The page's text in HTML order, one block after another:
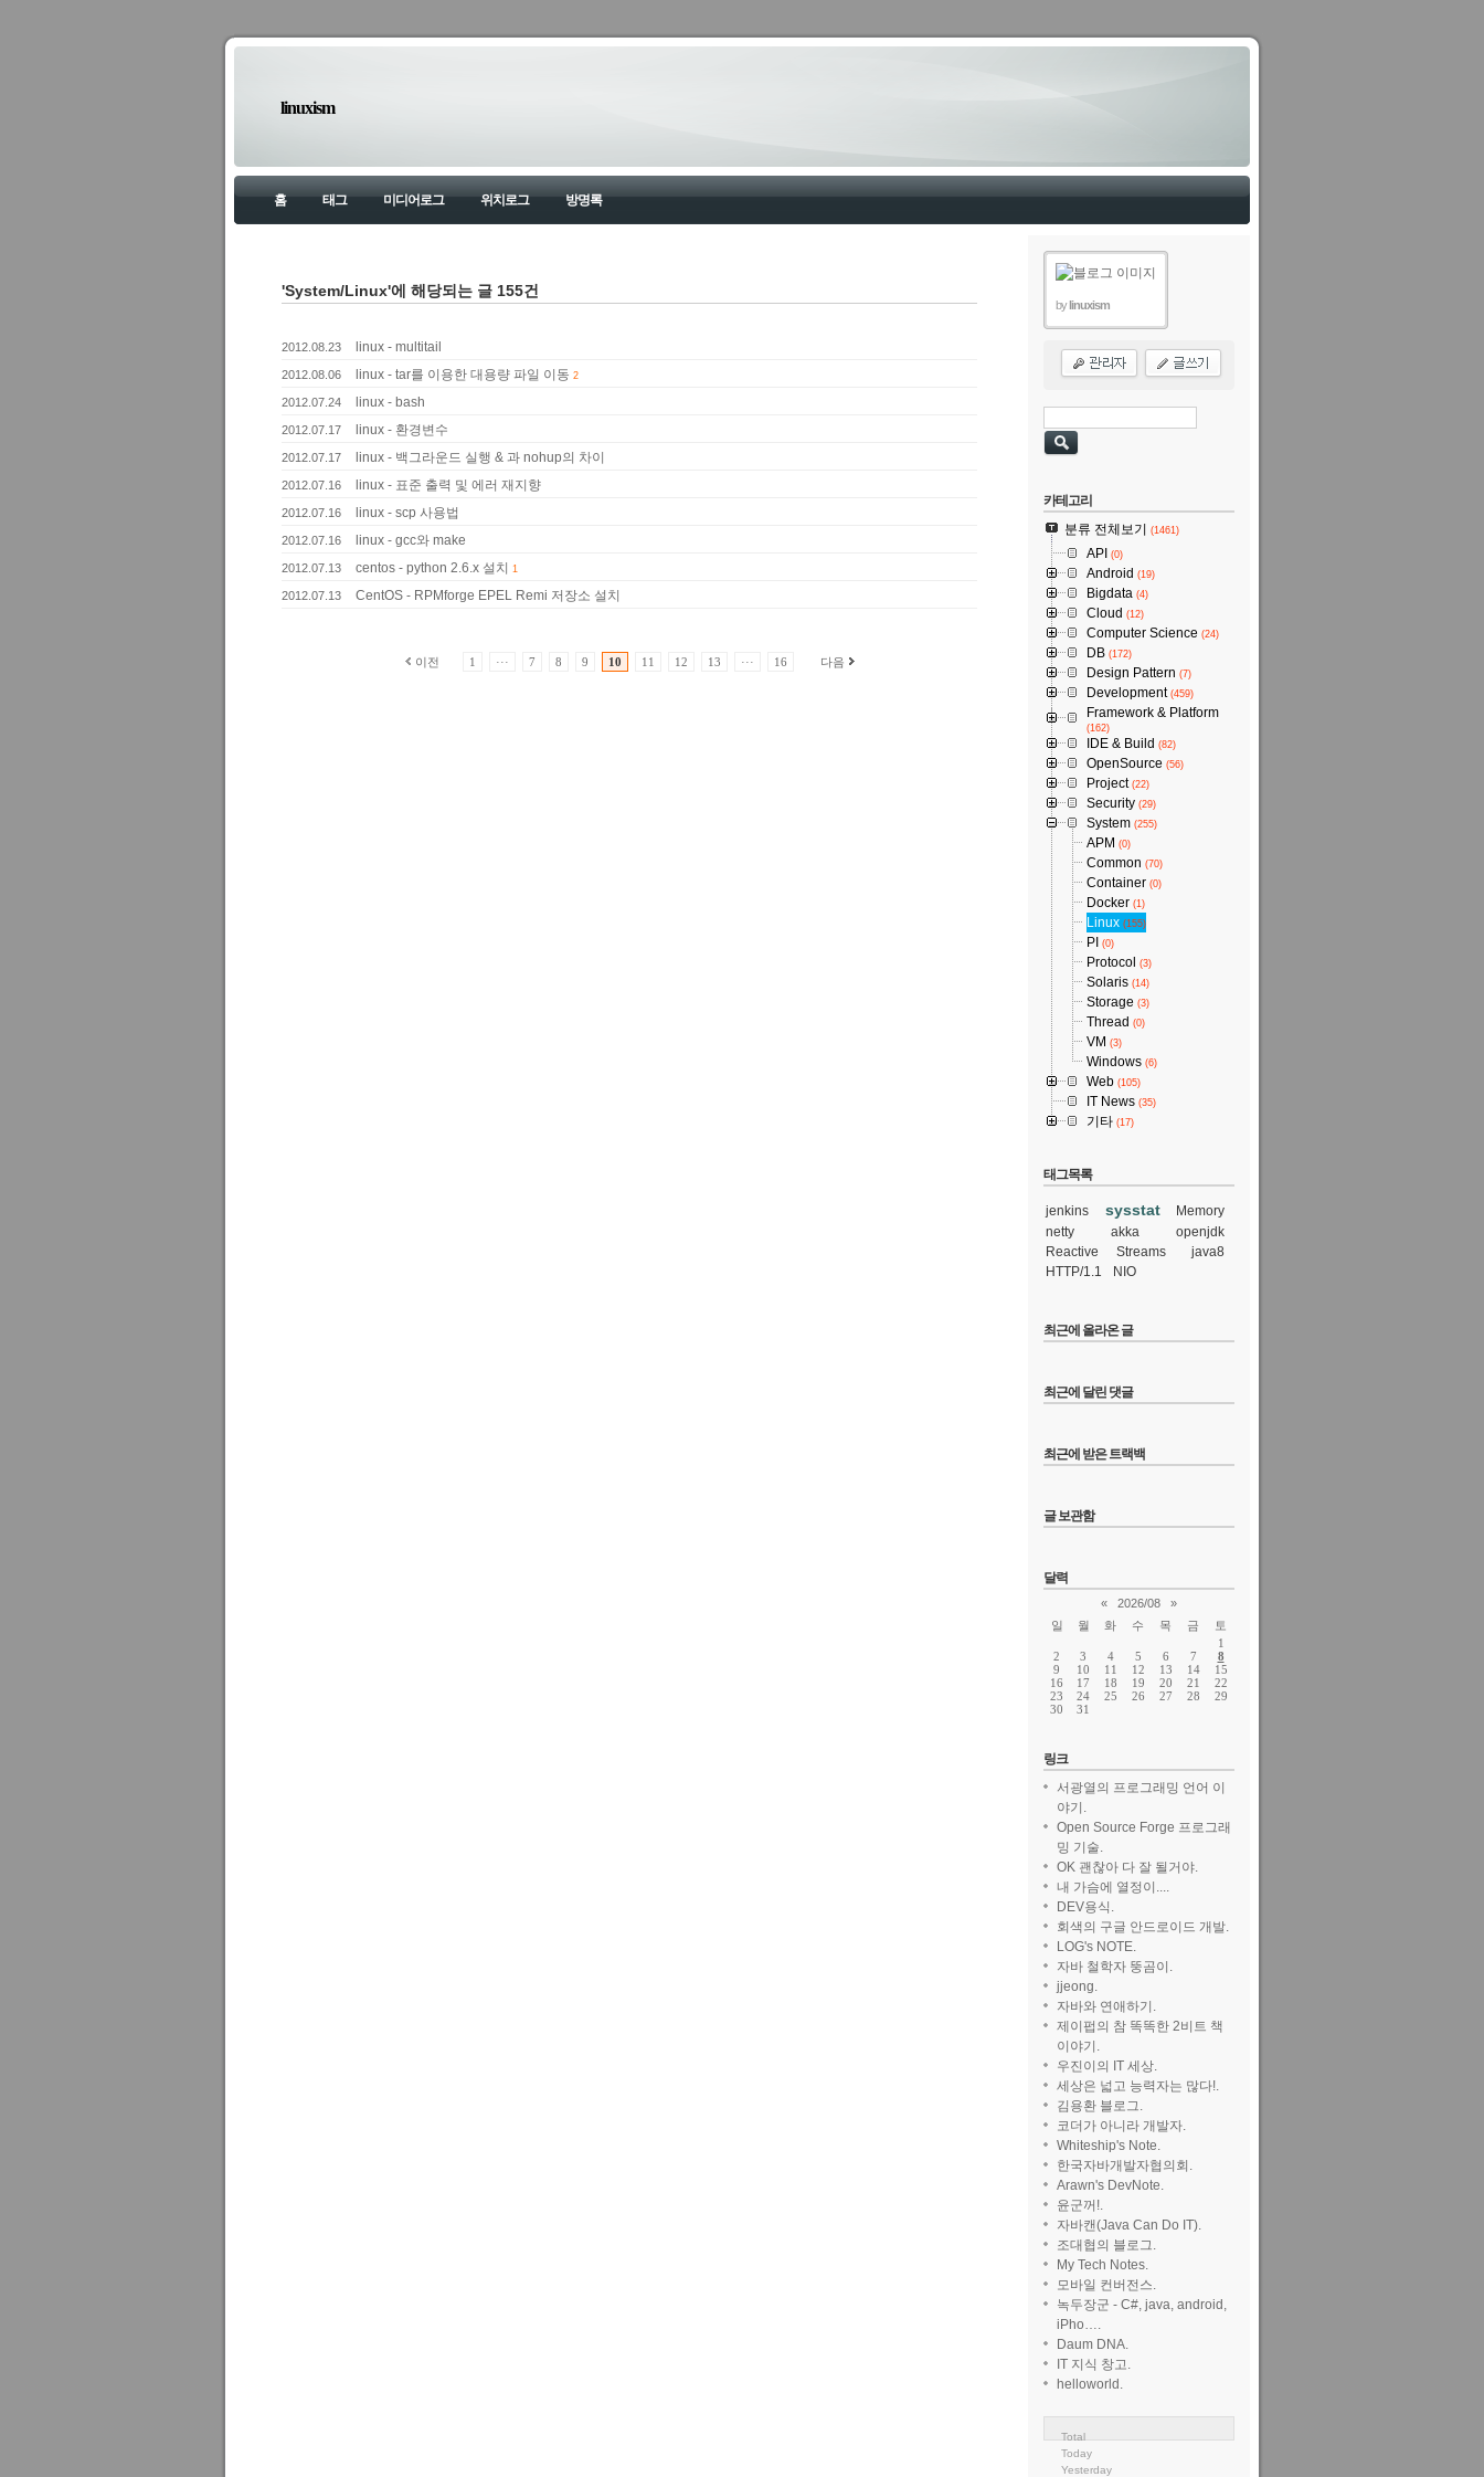
linuxism
홈 태그 미디어로그 위치로그 방명록
'System/Linux'에 해당되는 글 155건
2012.08.23 linux - multitail
2012.08.06 linux - tar를 이용한 대용량 파일 이동 2
2012.07.24 linux - bash
2012.07.17 linux - 환경변수
2012.07.17 linux - 백그라운드 실행 & 과 nohup의 차이
2012.07.16 linux - 표준 출력 및 에러 재지향
2012.07.16 linux - scp 사용법
2012.07.16 linux - gcc와 make
2012.07.13 centos - python 2.6.x 설치 1
2012.07.13 CentOS - RPMforge EPEL Remi 저장소 설치
이전 1 ··· 7 8 9 10 11 12 13 ··· 16 다음
bylinuxism
카테고리
분류 전체보기
(1461)
API (0)
Android (19)
Bigdata (4)
Cloud (12)
Computer Science (24)
DB (172)
Design Pattern (7)
Development(459)
Framework & Platform
(162)
IDE & Build (82)
OpenSource (56)
Project(22)
Security (29)
System (255)
APM (0)
Common (70)
Container (0)
Docker (1)
Linux (155)
PI (0)
Protocol (3)
Solaris (14)
Storage (3)
Thread (0)
VM (3)
Windows (6)
Web (105)
IT News (35)
기타 (17)
태그목록
jenkins sysstat
Memory
netty
akka
openjdk
Reactive Streams
java8
HTTP/1.1
NIO
최근에 올라온 글
최근에 달린 댓글
최근에 받은 트랙백
글 보관함
달력
« 2026/08
»
일
월 화 수 목 금
토
1
2
3 4 5 6 7
8
9
10 11 12 13 14
15
16
17 18 19 20 21
22
23
24 25 26 27 28
29
30
31
링크
서광열의 프로그래밍 언어 이
야기.
Open Source Forge 프로그래
밍 기술.
OK 괜찮아 다 잘 될거야.
내 가슴에 열정이....
DEV용식.
회색의 구글 안드로이드 개발.
LOG's NOTE.
자바 철학자 뚱곰이.
jjeong.
자바와 연애하기.
제이펍의 참 똑똑한 2비트 책
이야기.
우진이의 IT 세상.
세상은 넓고 능력자는 많다!.
김용환 블로그.
코더가 아니라 개발자.
Whiteship's Note.
한국자바개발자협의회.
Arawn's DevNote.
윤군꺼!.
자바캔(Java Can Do IT).
조대협의 블로그.
My Tech Notes.
모바일 컨버전스.
녹두장군 - C#, java, android,
iPho….
Daum DNA.
IT 지식 창고.
helloworld.
Total
Today
Yesterday